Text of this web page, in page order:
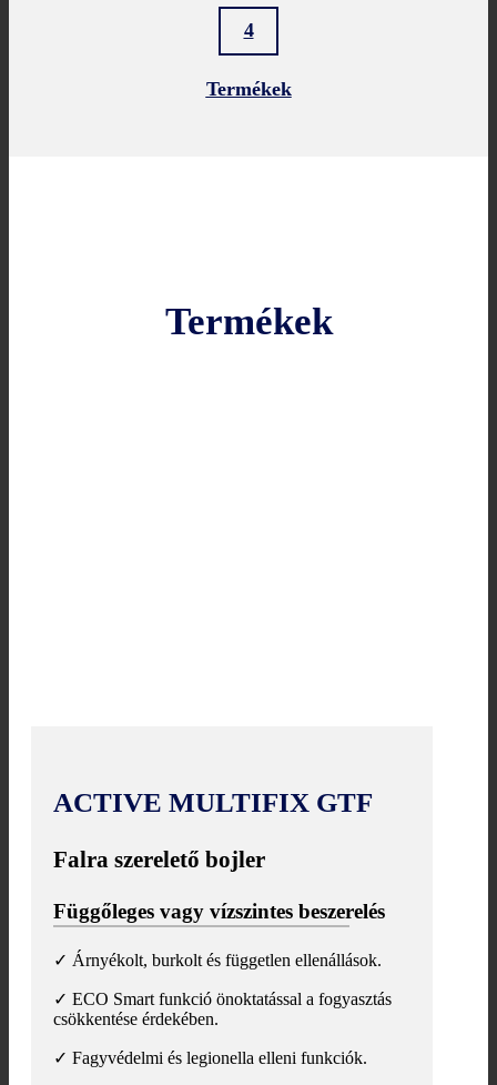
4
Termékek
Termékek
ACTIVE MULTIFIX GTF
Falra szerelető bojler
Függőleges vagy vízszintes beszerelés
✓ Árnyékolt, burkolt és független ellenállások.
✓ ECO Smart funkció önoktatással a fogyasztás
csökkentése érdekében.
✓ Fagyvédelmi és legionella elleni funkciók.